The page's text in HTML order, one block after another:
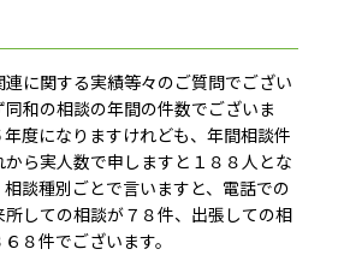
に関する実績等々のご質問でござい
和の相談の年間の件数でございま
度になりますけれども、年間相談件
ら実人数で申しますと１８８人とな
談種別ごとで言いますと、電話での
しての相談が７８件、出張しての相
８件でございます。